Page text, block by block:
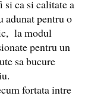
si ca si calitate a
adunat pentru o
la modul
pentru un
sa bucure
fortata intre